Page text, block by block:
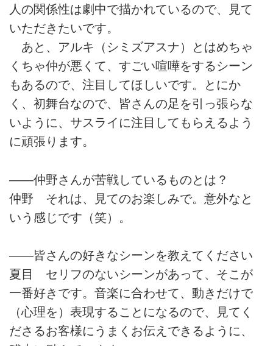
人の関係性は劇中で描かれているので、見て
いただきたいです。
あと、アルキ（シミズアスナ）とはめちゃ
くちゃ仲が悪くて、すごい喧嘩をするシーン
もあるので、注目してほしいです。とにか
く、初舞台なので、皆さんの足を引っ張らな
いように、サスライに注目してもらえるよう
に頑張ります。
――仲野さんが苦戦しているものとは？
仲野 それは、見てのお楽しみで。意外なと
いう感じです（笑）。
――皆さんの好きなシーンを教えてください
夏目 セリフのないシーンがあって、そこが
一番好きです。音楽に合わせて、動きだけで
（心理を）表現することになるので、見てく
ださるお客様にうまくお伝えできるように、